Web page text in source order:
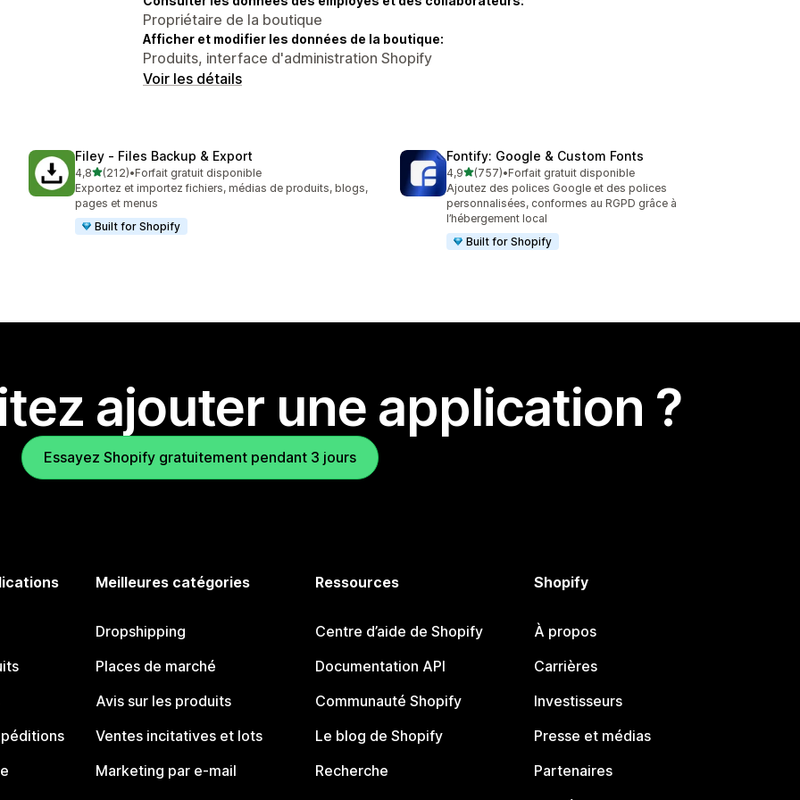
Propriétaire de la boutique
Afficher et modifier les données de la boutique:
Produits, interface d'administration Shopify
Voir les détails
Filey ‑ Files Backup & Export
4,8étoile(s) sur 5
(212)
212 avis au total
•Forfait gratuit disponible
Exportez et importez fichiers, médias de produits, blogs,
pages et menus
Built for Shopify
Fontify: Google & Custom Fonts
4,9étoile(s) sur 5
(757)
757 avis au total
•Forfait gratuit disponible
Ajoutez des polices Google et des polices
personnalisées, conformes au RGPD grâce à
l’hébergement local
Built for Shopify
ajouter une application ?
Essayez Shopify gratuitement pendant 3 jours
Meilleures catégories
Dropshipping
Places de marché
Avis sur les produits
Ventes incitatives et lots
Marketing par e-mail
Ressources
Centre d’aide de Shopify
Documentation API
Communauté Shopify
Le blog de Shopify
Recherche
Shopify
À propos
Carrières
Investisseurs
Presse et médias
Partenaires